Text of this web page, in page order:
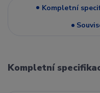
Kompletní
Kompletní